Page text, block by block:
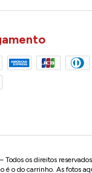
os direitos
é o do carrinho. As fotos